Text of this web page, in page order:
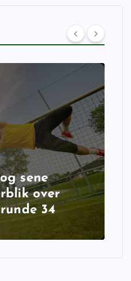
sene
over
34